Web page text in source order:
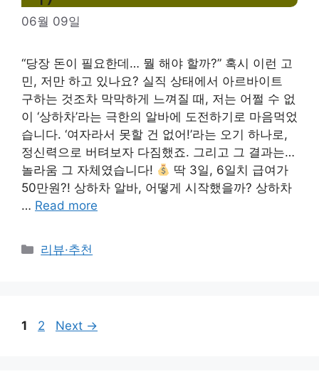
06월 09일
“당장 돈이 필요한데… 뭘 해야 할까?” 혹시 이런 고
민, 저만 하고 있나요? 실직 상태에서 아르바이트
구하는 것조차 막막하게 느껴질 때, 저는 어쩔 수 없
이 ‘상하차’라는 극한의 알바에 도전하기로 마음먹었
습니다. ‘여자라서 못할 건 없어!’라는 오기 하나로,
정신력으로 버텨보자 다짐했죠. 그리고 그 결과는…
놀라움 그 자체였습니다!
딱 3일, 6일치 급여가
50만원?! 상하차 알바, 어떻게 시작했을까? 상하차
… Read more
Categories
리뷰·추천
Page
1 Page
2 Next →